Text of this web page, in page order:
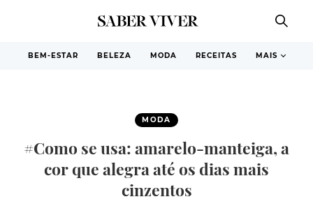
BEM-ESTAR BELEZA MODA RECEITAS MAIS
MODA
#Como se usa: amarelo-manteiga, a
cor que alegra até os dias mais
cinzentos